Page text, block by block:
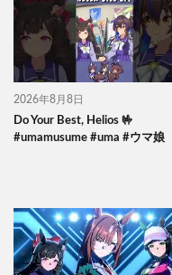
2026年8月8日
Do Your Best, Helios 🤟
#umamusume #uma #ウマ娘